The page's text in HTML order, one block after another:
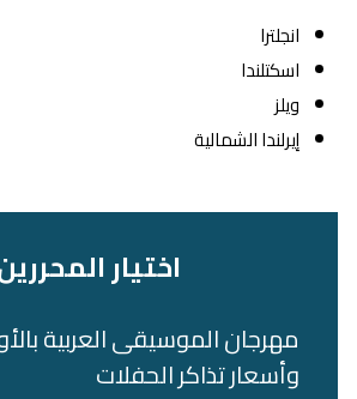
انجلترا
اسكتلندا
ويلز
إيرلندا الشمالية
اختيار
مهرجان الموسيقى العربية
وأسعار تذاكر الحفلات